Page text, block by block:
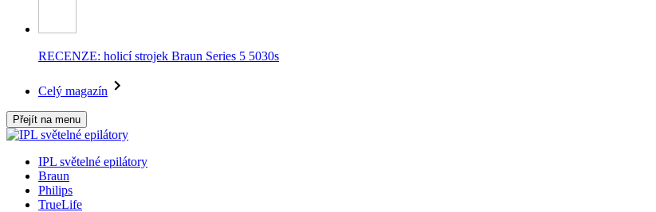
RECENZE: holicí strojek Braun Series 5 5030s
Celý magazín
Přejít na menu
IPL světelné epilátory
Braun
Philips
TrueLife